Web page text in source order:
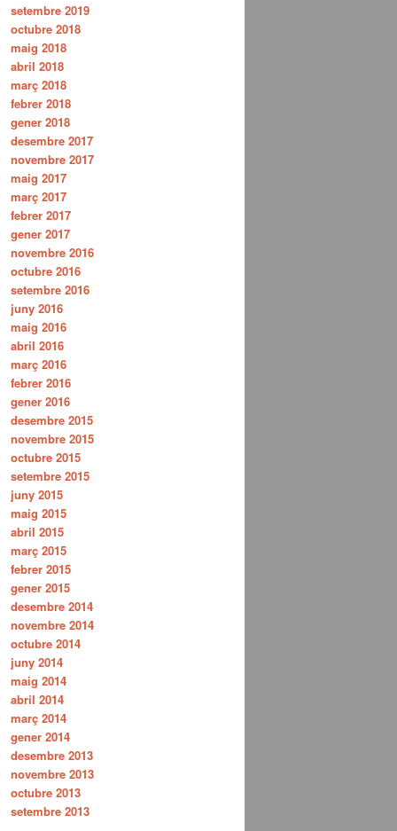
setembre 2019
octubre 2018
maig 2018
abril 2018
març 2018
febrer 2018
gener 2018
desembre 2017
novembre 2017
maig 2017
març 2017
febrer 2017
gener 2017
novembre 2016
octubre 2016
setembre 2016
juny 2016
maig 2016
abril 2016
març 2016
febrer 2016
gener 2016
desembre 2015
novembre 2015
octubre 2015
setembre 2015
juny 2015
maig 2015
abril 2015
març 2015
febrer 2015
gener 2015
desembre 2014
novembre 2014
octubre 2014
juny 2014
maig 2014
abril 2014
març 2014
gener 2014
desembre 2013
novembre 2013
octubre 2013
setembre 2013